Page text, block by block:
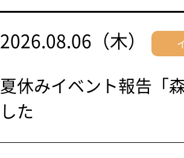
2026.08.06（木）
夏休みイベント報告「
した